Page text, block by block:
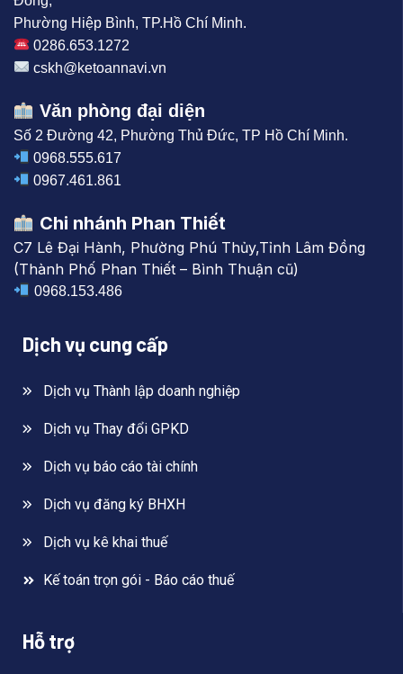
Phường Hiệp Bình, TP.Hồ Chí Minh.
0286.653.1272
cskh@ketoannavi.vn
Văn phòng đại diện
Số 2 Đường 42, Phường Thủ Đức, TP Hồ Chí Minh.
0968.555.617
0967.461.861
Chi nhánh Phan Thiết
C7 Lê Đại Hành, Phường Phú Thủy,Tỉnh Lâm Đồng
(Thành Phố Phan Thiết – Bình Thuận cũ)
0968.153.486
Dịch vụ cung cấp
Dịch vụ Thành lập doanh nghiệp
Dịch vụ Thay đổi GPKD
Dịch vụ báo cáo tài chính
Dịch vụ đăng ký BHXH
Dịch vụ kê khai thuế
Kế toán trọn gói - Báo cáo thuế
Hỗ trợ